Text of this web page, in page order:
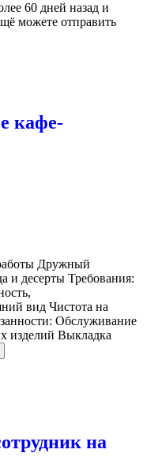
60 дней назад и
можете отправить
кафе-
Дружный
и десерты Требования:
вид Чистота на
Обслуживание
изделий Выкладка
на